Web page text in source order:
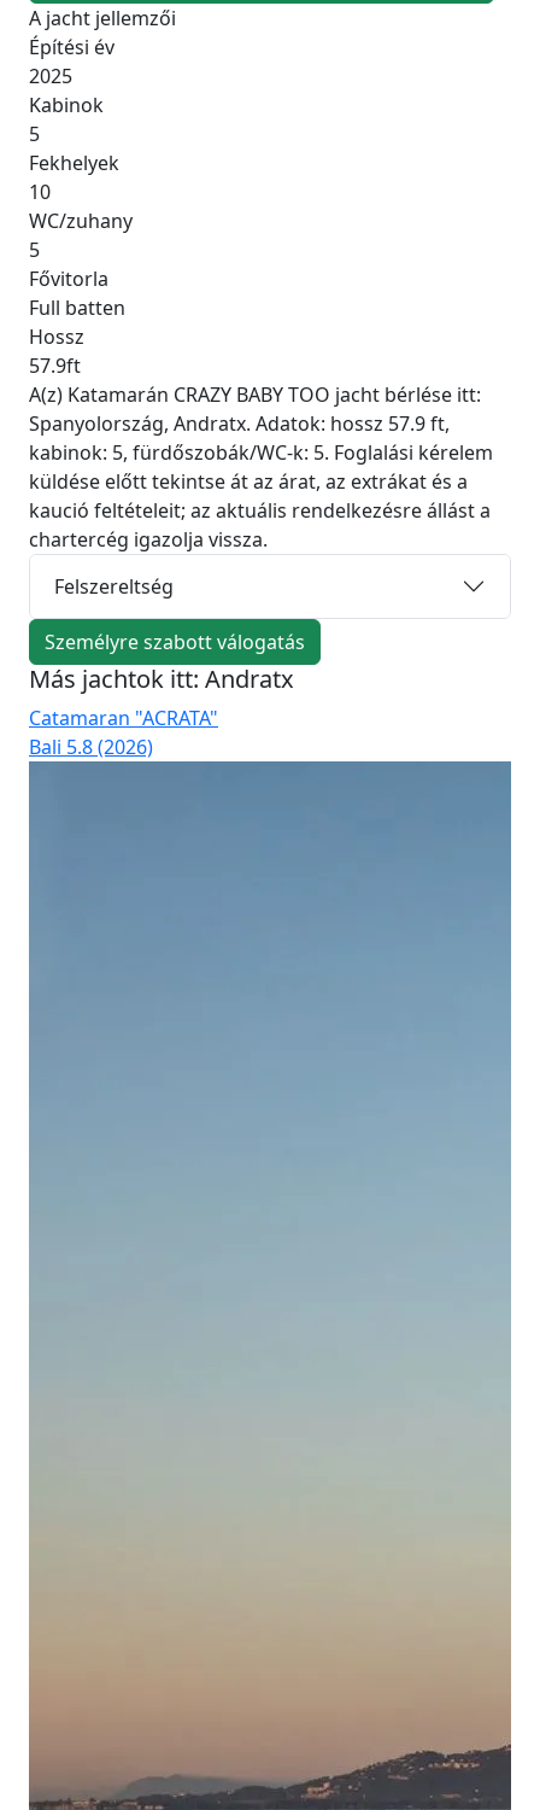
A jacht jellemzői
Építési év
2025
Kabinok
5
Fekhelyek
10
WC/zuhany
5
Fővitorla
Full batten
Hossz
57.9ft
A(z) Katamarán CRAZY BABY TOO jacht bérlése itt:
Spanyolország, Andratx. Adatok: hossz 57.9 ft,
kabinok: 5, fürdőszobák/WC-k: 5. Foglalási kérelem
küldése előtt tekintse át az árat, az extrákat és a
kaució feltételeit; az aktuális rendelkezésre állást a
chartercég igazolja vissza.
Felszereltség
Személyre szabott válogatás
Más jachtok itt: Andratx
Catamaran "ACRATA"
Bali 5.8 (2026)